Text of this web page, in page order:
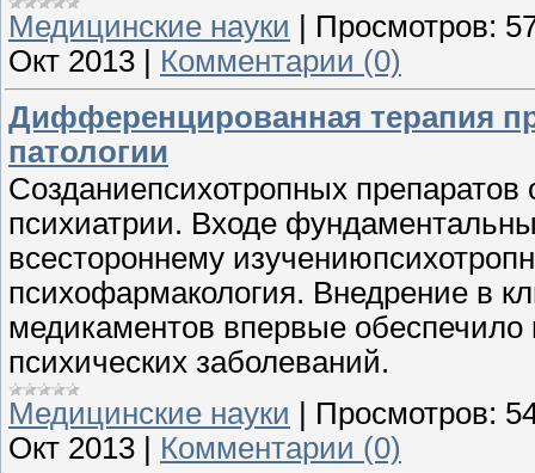
Медицинские науки | Просмотров:
Окт 2013 | Комментарии (0)
Дифференцированная терапия
патологии
Созданиепсихотропных
психиатрии. Входе
всестороннему
психофармакология. Внедрение в
медикаментов впервые
психических заболеваний.
Медицинские науки
Просмотров:
Окт 2013
Комментарии (0)